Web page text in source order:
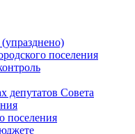
поселения
депутатов Совета
поселения